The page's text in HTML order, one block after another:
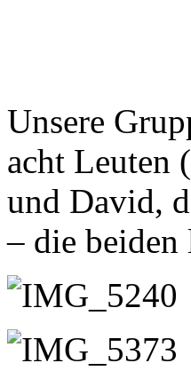
Unsere
acht Leuten
und David,
– die beiden